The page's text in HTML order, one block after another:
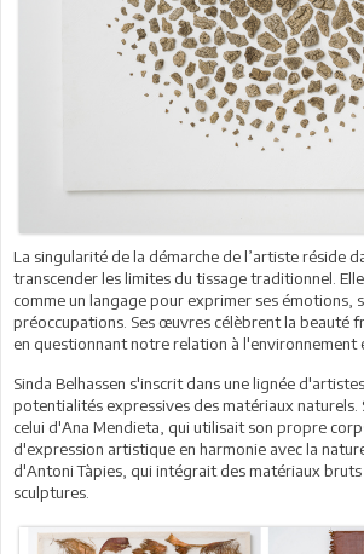
La singularité de la démarche de l’artiste réside
transcender les limites du tissage traditionnel.
comme un langage pour exprimer ses émotions,
préoccupations. Ses œuvres célèbrent la beauté
en questionnant notre relation à l'environnement
Sinda Belhassen s'inscrit dans une lignée
potentialités expressives des matériaux naturels.
celui d'Ana Mendieta, qui utilisait son propre
d'expression artistique en harmonie avec la
d'Antoni Tàpies, qui intégrait des matériaux
sculptures.